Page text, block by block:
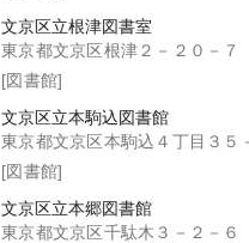
文京区立根津図書室
東京都文京区根津２－２０－
[図書館]
文京区立本駒込図書館
東京都文京区本駒込４丁目３５
[図書館]
文京区立本郷図書館
東京都文京区千駄木３－２－６